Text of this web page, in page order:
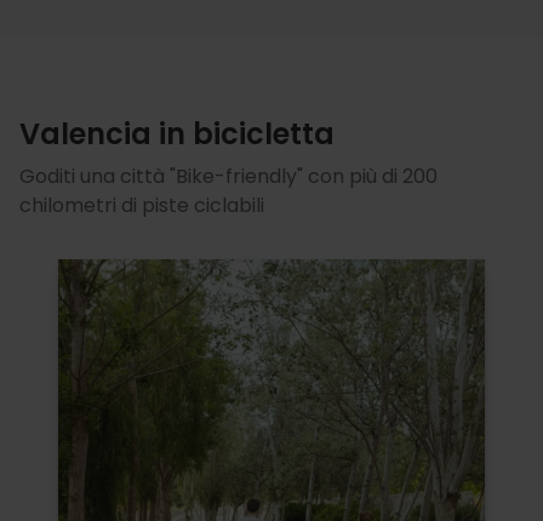
Valencia in bicicletta
Goditi una città "Bike-friendly" con più di 200
chilometri di piste ciclabili